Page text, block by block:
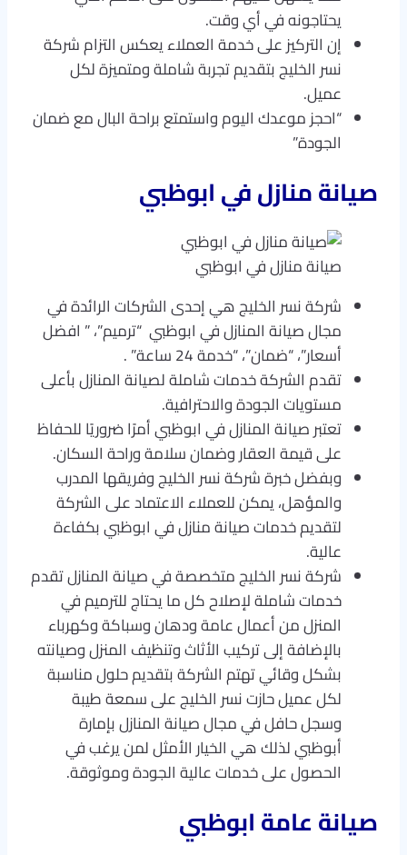
يحتاجونه في أي وقت.
إن التركيز على خدمة العملاء يعكس التزام شركة
نسر الخليج بتقديم تجربة شاملة ومتميزة لكل
عميل.
“احجز موعدك اليوم واستمتع براحة البال مع ضمان
الجودة”
صيانة منازل في ابوظبي
صيانة منازل في ابوظبي
شركة نسر الخليج هي إحدى الشركات الرائدة في
مجال صيانة المنازل في ابوظبي “ترميم”، ” افضل
أسعار”، “ضمان”، “خدمة 24 ساعة” .
تقدم الشركة خدمات شاملة لصيانة المنازل بأعلى
مستويات الجودة والاحترافية.
تعتبر صيانة المنازل في ابوظبي أمرًا ضروريًا للحفاظ
على قيمة العقار وضمان سلامة وراحة السكان.
وبفضل خبرة شركة نسر الخليج وفريقها المدرب
والمؤهل، يمكن للعملاء الاعتماد على الشركة
لتقديم خدمات صيانة منازل في ابوظبي بكفاءة
عالية.
شركة نسر الخليج متخصصة في صيانة المنازل تقدم
خدمات شاملة لإصلاح كل ما يحتاج للترميم في
المنزل من أعمال عامة ودهان وسباكة وكهرباء
بالإضافة إلى تركيب الأثاث وتنظيف المنزل وصيانته
بشكل وقائي تهتم الشركة بتقديم حلول مناسبة
لكل عميل حازت نسر الخليج على سمعة طيبة
وسجل حافل في مجال صيانة المنازل بإمارة
أبوظبي لذلك هي الخيار الأمثل لمن يرغب في
الحصول على خدمات عالية الجودة وموثوقة.
صيانة عامة ابوظبي